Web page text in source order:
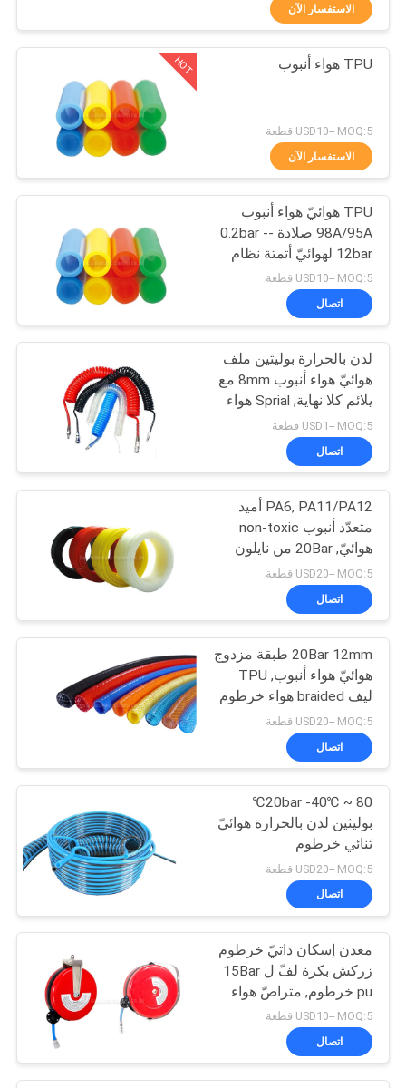
في
المعمل
جودة
اتصل
اطلب
اقتباس
SHOW
خريطة
الموقع
PRIVACY
POLICY
يدويّ اتّجاهيّ تحكم
صمام
صمام مُكثّف أوكسجين
12
آليّ تحكم صمام
16
هوائيّ دفق تحكم
صمام
17
pulse jet صمام
15
15
الاستفسار الآن
HOT TPU هواء أنبوب
USD10-- MOQ:5 قطعة
الاستفسار الآن
TPU هوائيّ هواء أنبوب
98A/95A صلادة -0.2bar -
12bar لهوائيّ أتمتة نظام
USD10-- MOQ:5 قطعة
اتصال
لدن بالحرارة بوليثين ملف
هوائيّ هواء أنبوب 8mm مع
يلائم كلا نهاية, Sprial هواء
خرطوم
USD1-- MOQ:5 قطعة
اتصال
PA6, PA11/PA12 أميد
متعدّد أنبوب non-toxic
هوائيّ, 20Bar من نايلون
هواء خرطوم
USD20-- MOQ:5 قطعة
اتصال
20Bar 12mm طبقة مزدوج
هوائيّ هواء أنبوب, TPU
ليف braided هواء خرطوم
USD20-- MOQ:5 قطعة
اتصال
20bar -40℃ ~ 80℃
بوليثين لدن بالحرارة هوائيّ
ثنائي خرطوم
USD20-- MOQ:5 قطعة
اتصال
معدن إسكان ذاتيّ خرطوم
زركش بكرة لفّ ل 15Bar
pu خرطوم, متراصّ هواء
وزان
USD10-- MOQ:5 قطعة
اتصال